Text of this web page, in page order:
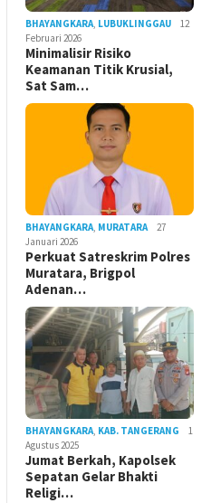
BHAYANGKARA, LUBUKLINGGAU
12
Februari 2026
Minimalisir Risiko
Keamanan Titik Krusial,
Sat Sam…
BHAYANGKARA, MURATARA
27
Januari 2026
Perkuat Satreskrim Polres
Muratara, Brigpol
Adenan…
BHAYANGKARA, KAB. TANGERANG
1
Agustus 2025
Jumat Berkah, Kapolsek
Sepatan Gelar Bhakti
Religi…